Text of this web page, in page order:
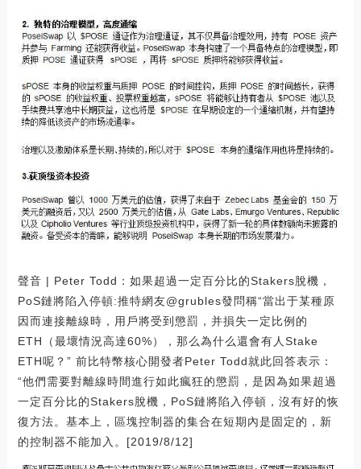
聲音 | Peter Todd：如果超過一定百分比的Stakers脫機，
PoS鏈將陷入停頓:推特網友@grubles發問稱“當出于某種原
因而連接離線時，用戶將受到懲罰，并損失一定比例的
ETH（最壞情況高達60%），那么為什么還會有人Stake
ETH呢？” 前比特幣核心開發者Peter Todd就此回答表示：
“他們需要對離線時間進行如此瘋狂的懲罰，是因為如果超過
一定百分比的Stakers脫機，PoS鏈將陷入停頓，沒有好的恢
復方法。基本上，區塊控制器的集合在短期內是固定的，新
的控制器不能加入。[2019/8/12]